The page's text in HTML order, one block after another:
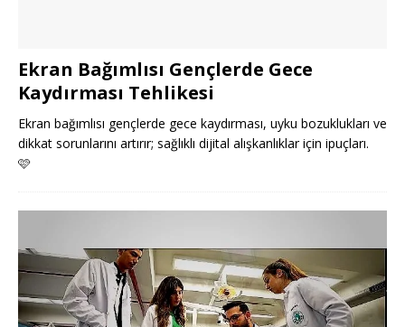
Ekran Bağımlısı Gençlerde Gece
Kaydırması Tehlikesi
Ekran bağımlısı gençlerde gece kaydırması, uyku bozuklukları ve
dikkat sorunlarını artırır; sağlıklı dijital alışkanlıklar için ipuçları.
🩷